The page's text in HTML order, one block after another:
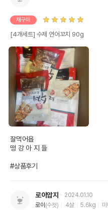
재구매
[4개세트] 수제 연어꼬치 90g
잘먹어욥
떵 강 아 지 들
#상품후기
로이압지
2024.01.10
로이 (수컷) 4살 5.6kg